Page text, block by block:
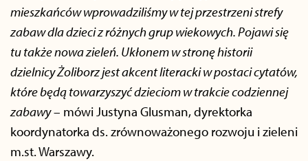
mieszkańców wprowadziliśmy w tej przestrzeni strefy
zabaw dla dzieci z różnych grup wiekowych. Pojawi się
tu także nowa zieleń. Ukłonem w stronę historii
dzielnicy Żoliborz jest akcent literacki w postaci cytatów,
które będą towarzyszyć dzieciom w trakcie codziennej
zabawy– mówi Justyna Glusman, dyrektorka
koordynatorka ds. zrównoważonego rozwoju i zieleni
m.st. Warszawy.